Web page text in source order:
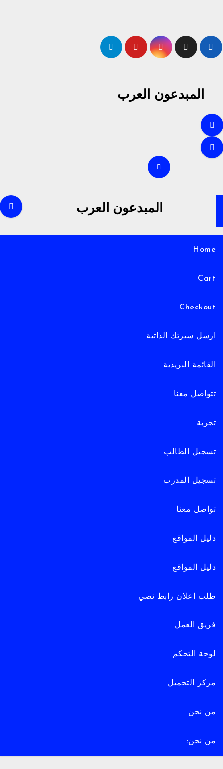
المبدعون العرب
المبدعون العرب
Home
Cart
Checkout
ارسل سيرتك الذاتية
القائمة البريدية
تتواصل معنا
تجربة
تسجيل الطالب
تسجيل المدرب
تواصل معنا
دليل المواقع
دليل المواقع
طلب اعلان رابط نصي
فريق العمل
لوحة التحكم
مركز التحميل
من نحن
من نحن: